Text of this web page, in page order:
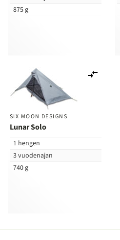
875 g
SIX MOON DESIGNS
Lunar Solo
1 hengen
3 vuodenajan
740 g